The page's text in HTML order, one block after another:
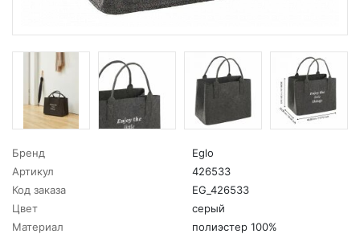
Бренд
Eglo
Артикул
426533
Код заказа
EG_426533
Цвет
серый
Материал
полиэстер 100%